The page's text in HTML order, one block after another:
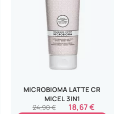
MICROBIOMA LATTE CR
MICEL 3IN1
18,67 €
24,90 €